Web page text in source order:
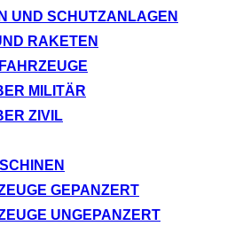
UND SCHUTZANLAGEN
RAKETEN
MILITÄR
ZIVIL
GEPANZERT
UNGEPANZERT